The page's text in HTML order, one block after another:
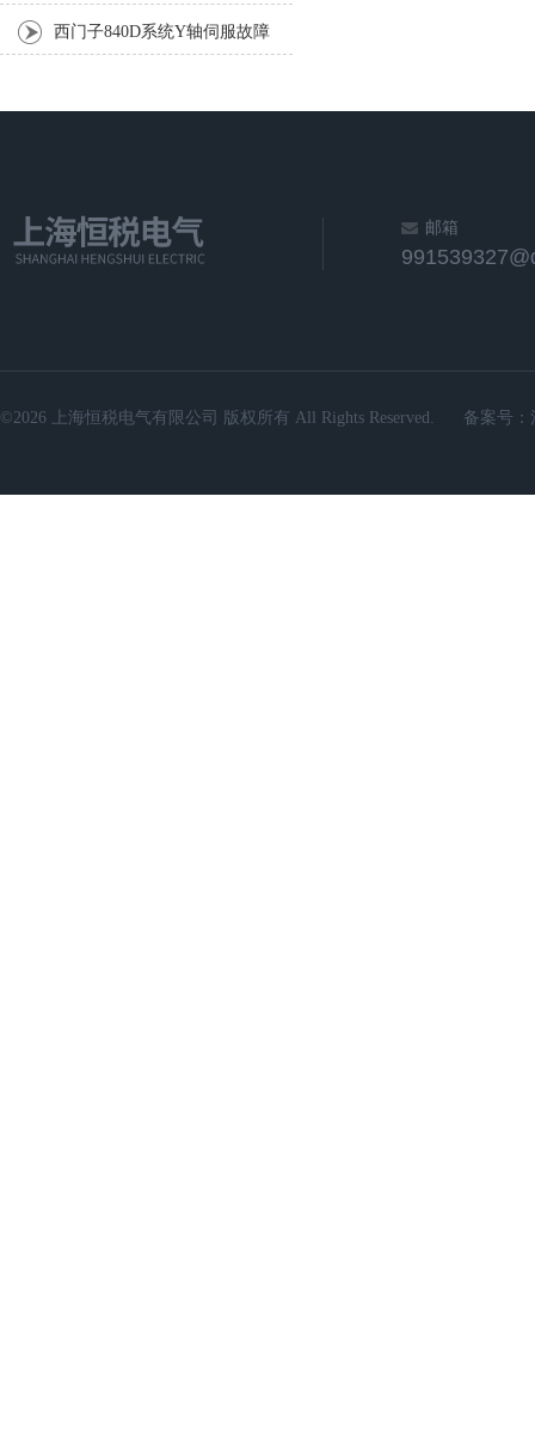
西门子840D系统Y轴伺服故障
邮箱
©2026 上海恒税电气有限公司 版权所有 All Rights Reserved. 备案号：